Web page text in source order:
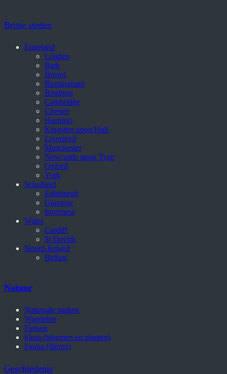
Britse steden
Engeland
Londen
Bath
Bristol
Birmingham
Brighton
Cambridge
Chester
Hastings
Kingston upon Hull
Liverpool
Manchester
Newcastle upon Tyne
Oxford
York
Schotland
Edinburgh
Glasgow
Inverness
Wales
Cardiff
St Davids
Noord-Ierland
Belfast
Natuur
Nationale parken
Wandelen
Fietsen
Flora (bloemen en planten)
Fauna (dieren)
Geschiedenis